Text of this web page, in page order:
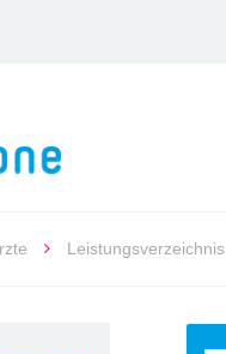
Leistungsverzeichnis